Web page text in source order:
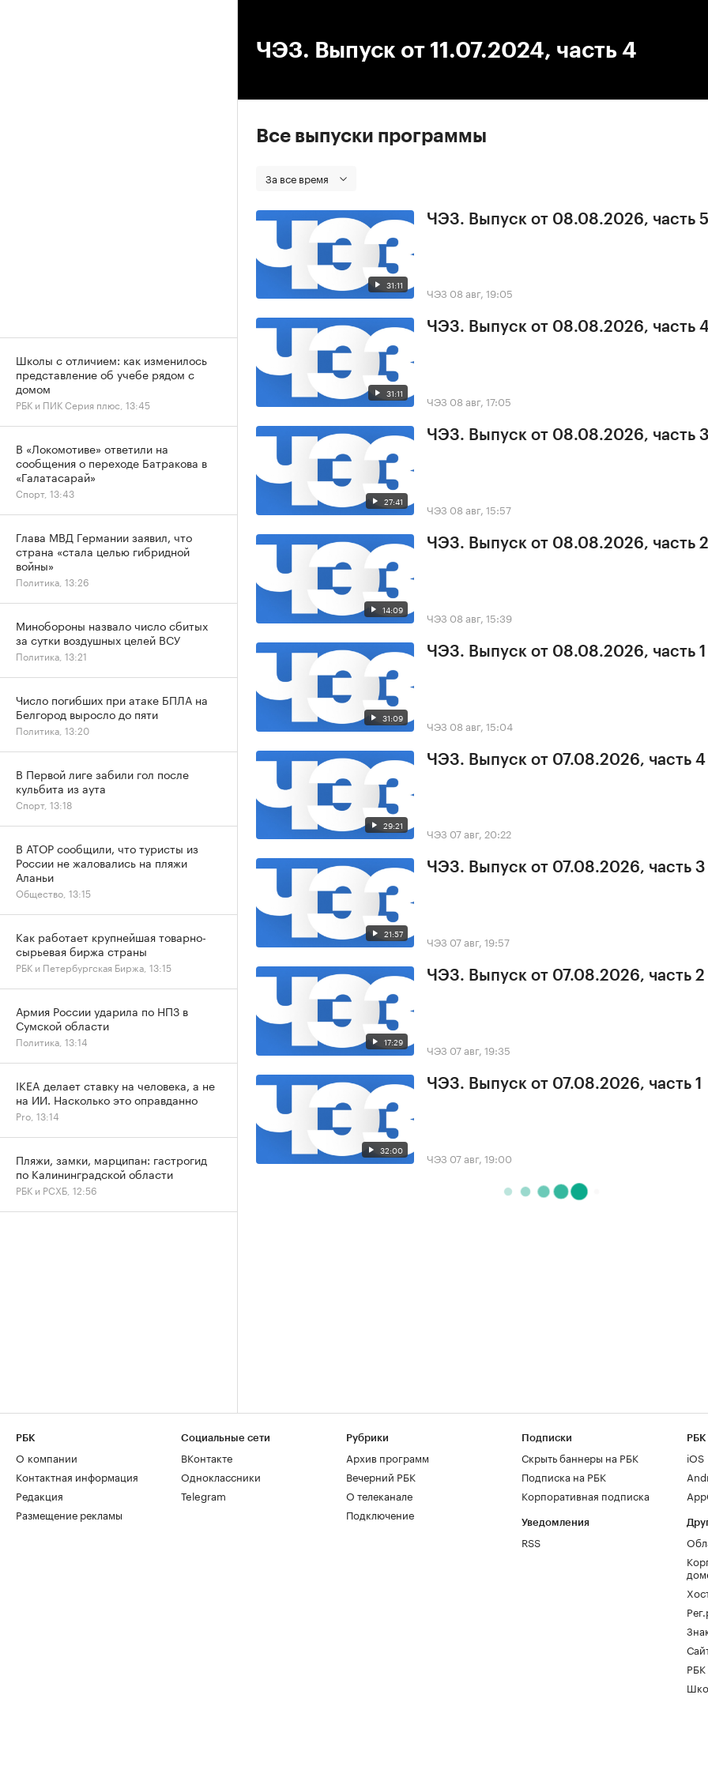
ЧЭЗ. Выпуск от 11.07.2024, часть 4
Все выпуски программы
За все время
31:11
ЧЭЗ. Выпуск от 08.08.2026, часть 5
ЧЭЗ 08 авг, 19:05
31:11
ЧЭЗ. Выпуск от 08.08.2026, часть
ЧЭЗ 08 авг, 17:05
27:41
ЧЭЗ. Выпуск от 08.08.2026, часть
ЧЭЗ 08 авг, 15:57
14:09
ЧЭЗ. Выпуск от 08.08.2026, часть 2
ЧЭЗ 08 авг, 15:39
31:09
ЧЭЗ. Выпуск от 08.08.2026, часть 1
ЧЭЗ 08 авг, 15:04
29:21
ЧЭЗ. Выпуск от 07.08.2026, часть 4
ЧЭЗ 07 авг, 20:22
21:57
ЧЭЗ. Выпуск от 07.08.2026, часть 3
ЧЭЗ 07 авг, 19:57
17:29
ЧЭЗ. Выпуск от 07.08.2026, часть 2
ЧЭЗ 07 авг, 19:35
32:00
ЧЭЗ. Выпуск от 07.08.2026, часть 1
ЧЭЗ 07 авг, 19:00
Школы с отличием: как изменилось
представление об учебе рядом с
домом
РБК и ПИК Серия плюс, 13:45
В «Локомотиве» ответили на
сообщения о переходе Батракова в
«Галатасарай»
Спорт, 13:43
Глава МВД Германии заявил, что
страна «стала целью гибридной
войны»
Политика, 13:26
Минобороны назвало число сбитых
за сутки воздушных целей ВСУ
Политика, 13:21
Число погибших при атаке БПЛА на
Белгород выросло до пяти
Политика, 13:20
В Первой лиге забили гол после
кульбита из аута
Спорт, 13:18
В АТОР сообщили, что туристы из
России не жаловались на пляжи
Аланьи
Общество, 13:15
Как работает крупнейшая товарно-
сырьевая биржа страны
РБК и Петербургская Биржа, 13:15
Армия России ударила по НПЗ в
Сумской области
Политика, 13:14
IKEA делает ставку на человека, а не
на ИИ. Насколько это оправданно
Pro, 13:14
Пляжи, замки, марципан: гастрогид
по Калининградской области
РБК и РСХБ, 12:56
РБК
О компании
Контактная информация
Редакция
Размещение рекламы
Социальные сети
ВКонтакте
Одноклассники
Telegram
Рубрики
Архив программ
Вечерний РБК
О телеканале
Подключение
Подписки
Скрыть баннеры на РБК
Подписка на РБК
Корпоративная подписка
Уведомления
RSS
РБК
iOS